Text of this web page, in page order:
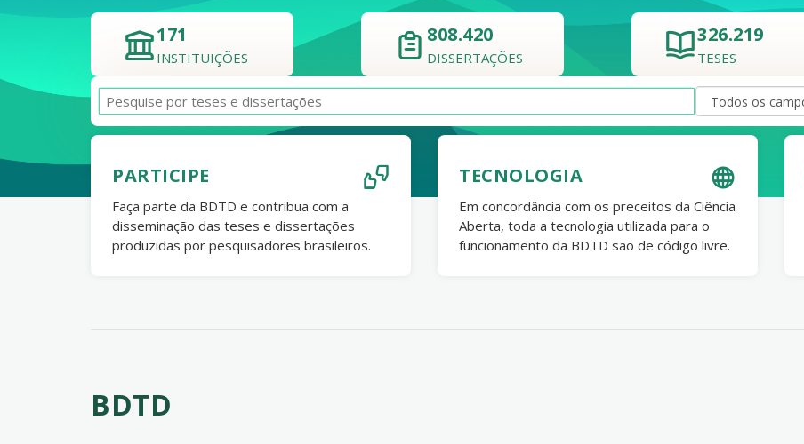
171
INSTITUIÇÕES
808.420
DISSERTAÇÕES
326.219
TESES
PARTICIPE
Faça parte da BDTD e contribua com a
disseminação das teses e dissertações
produzidas por pesquisadores brasileiros.
TECNOLOGIA
Em concordância com os preceitos da Ciência
Aberta, toda a tecnologia utilizada para o
funcionamento da BDTD são de código livre.
BDTD